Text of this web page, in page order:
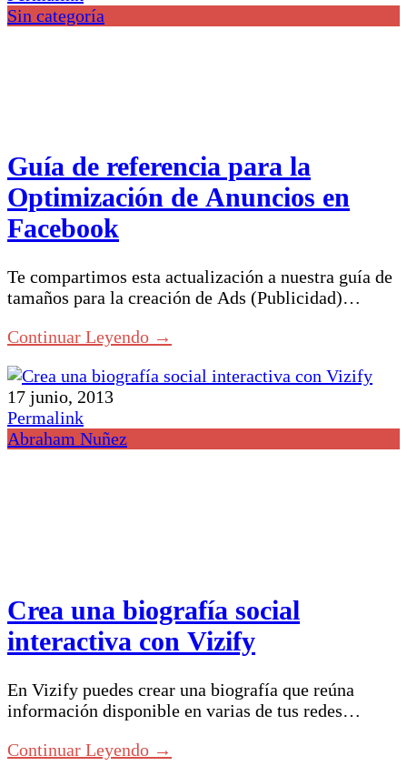
Sin categoría
Guía de referencia para la
Optimización de Anuncios en
Facebook
Te compartimos esta actualización a nuestra guía de
tamaños para la creación de Ads (Publicidad)…
Continuar Leyendo →
17 junio, 2013
Permalink
Abraham Nuñez
Crea una biografía social
interactiva con Vizify
En Vizify puedes crear una biografía que reúna
información disponible en varias de tus redes…
Continuar Leyendo →